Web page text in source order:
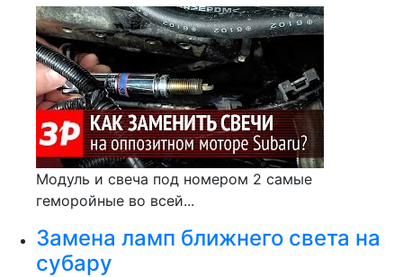
Модуль и свеча под номером 2 самые
геморойные во всей...
Замена ламп ближнего света на
субару